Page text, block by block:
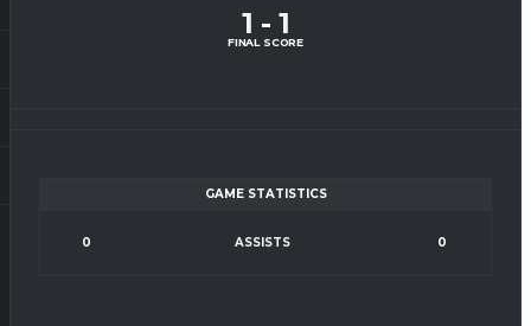
1 - 1
FINAL SCORE
GAME STATISTICS
0 ASSISTS 0